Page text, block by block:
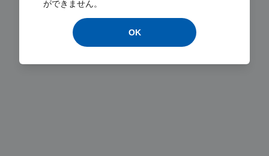
ができません。
OK